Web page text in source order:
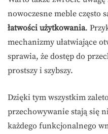
nowoczesne meble często
łatwości użytkowania.
mechanizmy ułatwiające
sprawia, że dostęp do
prostszy i szybszy.
Dzięki tym wszystkim
przechowywanie stają się
każdego funkcjonalnego